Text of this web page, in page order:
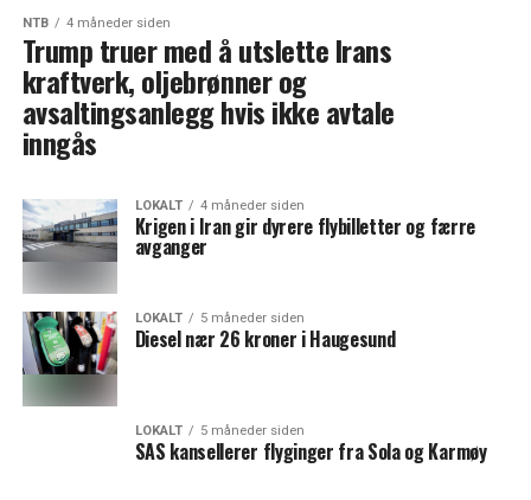
NTB 4 måneder siden
Trump truer med å utslette Irans
kraftverk, oljebrønner og
avsaltingsanlegg hvis ikke avtale
inngås
LOKALT 4 måneder siden
Krigen i Iran gir dyrere flybilletter og færre
avganger
LOKALT 5 måneder siden
Diesel nær 26 kroner i Haugesund
LOKALT 5 måneder siden
SAS kansellerer flyginger fra Sola og Karmøy